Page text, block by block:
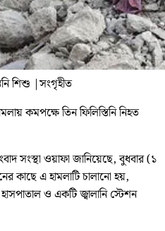
শিশু |সংগৃহীত
কমপক্ষে তিন ফিলিস্তিনি নিহত
সংস্থা ওয়াফা জানিয়েছে, বুধবার (১
কাছে এ হামলাটি চালানো হয়,
ও একটি জ্বালানি স্টেশন